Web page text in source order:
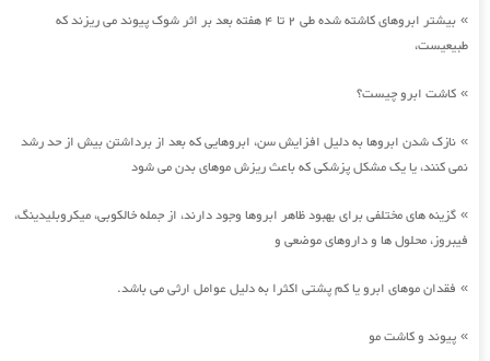
»
بیشتر ابروهای کاشته شده طی 2 تا 4 هفته بعد بر اثر شوک پیوند می ریزند که
طبیعیست،
» کاشت ابرو چیست؟
» نازک شدن ابروها به دلیل افزایش سن، ابروهایی که بعد از برداشتن بیش از حد رشد
نمی کنند، یا یک مشکل پزشکی که باعث ریزش موهای بدن می شود
» گزینه های مختلفی برای بهبود ظاهر ابروها وجود دارند، از جمله خالکوبی، میکروبلیدینگ،
فیبروز، محلول ها و داروهای موضعی و
» فقدان موهای ابرو یا کم پشتی اکثرا به دلیل عوامل ارثی می باشد.
» پیوند و کاشت مو